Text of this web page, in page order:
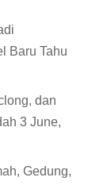
Baru Tahu
dan
3 June,
Gedung,